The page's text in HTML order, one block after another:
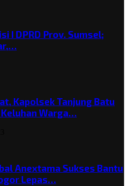
I DPRD Prov. Sumsel;
Kapolsek Tanjung Batu
Warga…
Anextama Sukses Bantu
Lepas…